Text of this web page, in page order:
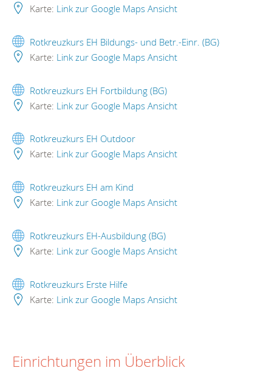
Karte: Link zur Google Maps Ansicht
Rotkreuzkurs EH Bildungs- und Betr.-Einr. (BG)
Karte: Link zur Google Maps Ansicht
Rotkreuzkurs EH Fortbildung (BG)
Karte: Link zur Google Maps Ansicht
Rotkreuzkurs EH Outdoor
Karte: Link zur Google Maps Ansicht
Rotkreuzkurs EH am Kind
Karte: Link zur Google Maps Ansicht
Rotkreuzkurs EH-Ausbildung (BG)
Karte: Link zur Google Maps Ansicht
Rotkreuzkurs Erste Hilfe
Karte: Link zur Google Maps Ansicht
Einrichtungen im Überblick